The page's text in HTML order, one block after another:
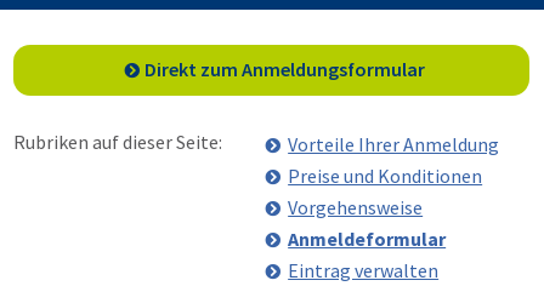
Direkt zum Anmeldungsformular
Rubriken auf dieser Seite:
Vorteile Ihrer Anmeldung
Preise und Konditionen
Vorgehensweise
Anmeldeformular
Eintrag verwalten